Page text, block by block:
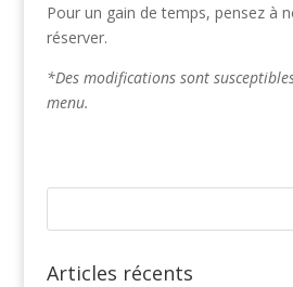
Pour un gain de temps, pensez à
réserver.
*Des modifications sont
menu.
Articles récents